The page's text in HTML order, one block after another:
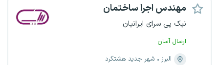
مهندس اجرا ساختمان
نیک پی سرای ایرانیان
ارسال آسان
البرز
شهر جدید هشتگرد